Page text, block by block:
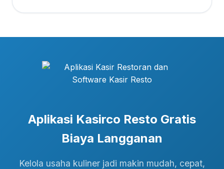
Aplikasi Kasirco Resto Gratis
Biaya Langganan
Kelola usaha kuliner jadi makin mudah, cepat,